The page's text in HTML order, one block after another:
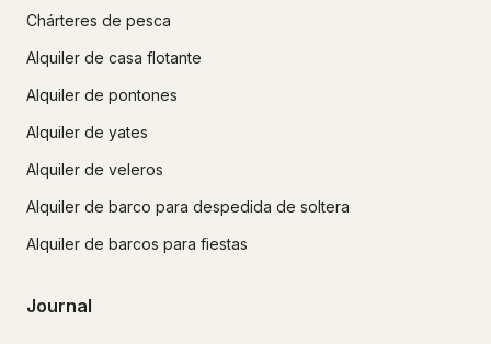
Chárteres de pesca
Alquiler de casa flotante
Alquiler de pontones
Alquiler de yates
Alquiler de veleros
Alquiler de barco para despedida de soltera
Alquiler de barcos para fiestas
Journal